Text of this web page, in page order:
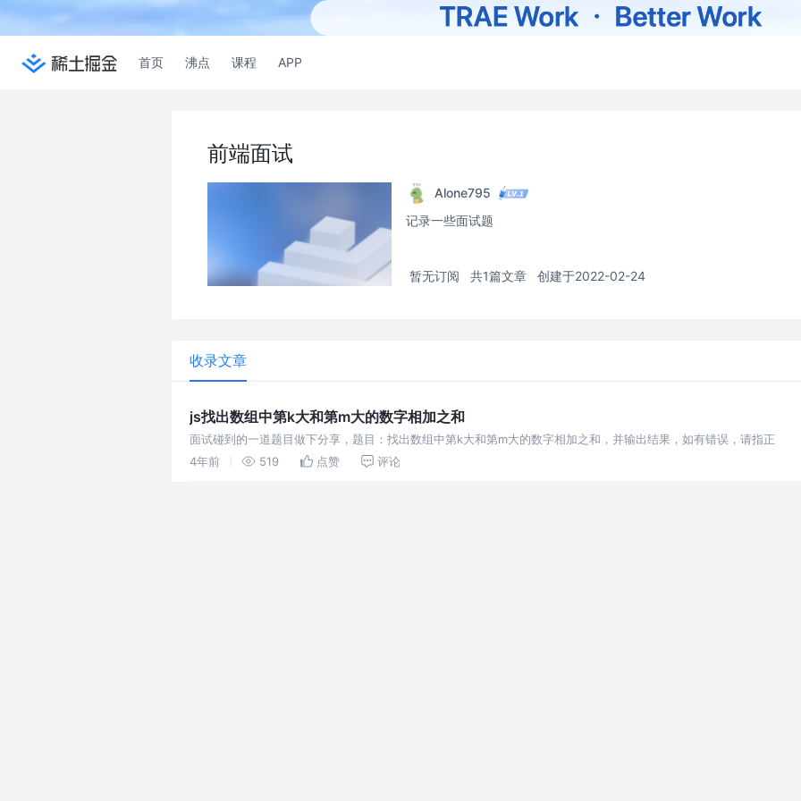
首页 沸点 课程 APP
前端面试
Alone795
记录一些面试题
暂无订阅 共1篇文章 创建于2022-02-24
收录文章
js找出数组中第k大和第m大的数字相加之和
面试碰到的一道题目做下分享，题目：找出数组中第k大和第m大的数字相加之和，并输出结果，如有错误，请指正
4年前
519 点赞 评论